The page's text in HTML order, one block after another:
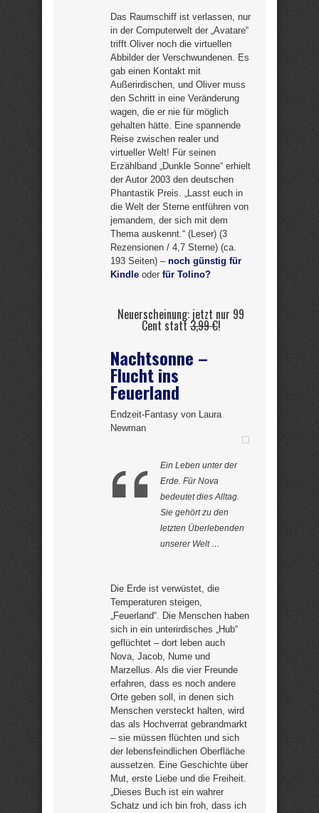
Das Raumschiff ist verlassen, nur
in der Computerwelt der „Avatare“
trifft Oliver noch die virtuellen
Abbilder der Verschwundenen. Es
gab einen Kontakt mit
Außerirdischen, und Oliver muss
den Schritt in eine Veränderung
wagen, die er nie für möglich
gehalten hätte. Eine spannende
Reise zwischen realer und
virtueller Welt! Für seinen
Erzählband „Dunkle Sonne“ erhielt
der Autor 2003 den deutschen
Phantastik Preis. „Lasst euch in
die Welt der Sterne entführen von
jemandem, der sich mit dem
Thema auskennt.“ (Leser) (3
Rezensionen / 4,7 Sterne) (ca.
193 Seiten) – noch günstig für
Kindle oder für Tolino?
Neuerscheinung: jetzt nur 99
Cent statt3,99 €!
Nachtsonne –
Flucht ins
Feuerland
Endzeit-Fantasy von Laura
Newman
Ein Leben unter der
Erde. Für Nova
bedeutet dies Alltag.
Sie gehört zu den
letzten Überlebenden
unserer Welt …
Die Erde ist verwüstet, die
Temperaturen steigen,
„Feuerland“. Die Menschen haben
sich in ein unterirdisches „Hub“
geflüchtet – dort leben auch
Nova, Jacob, Nume und
Marzellus. Als die vier Freunde
erfahren, dass es noch andere
Orte geben soll, in denen sich
Menschen versteckt halten, wird
das als Hochverrat gebrandmarkt
– sie müssen flüchten und sich
der lebensfeindlichen Oberfläche
aussetzen. Eine Geschichte über
Mut, erste Liebe und die Freiheit.
„Dieses Buch ist ein wahrer
Schatz und ich bin froh, dass ich